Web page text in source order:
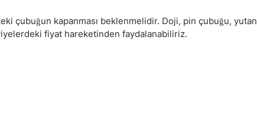
çubuğun kapanması beklenmelidir. Doji, pin çubuğu, yutan
fiyat hareketinden faydalanabiliriz.